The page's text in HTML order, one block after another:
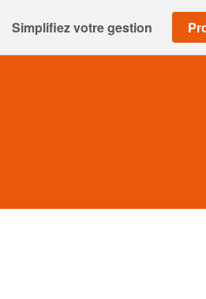
Simplifiez votre gestion